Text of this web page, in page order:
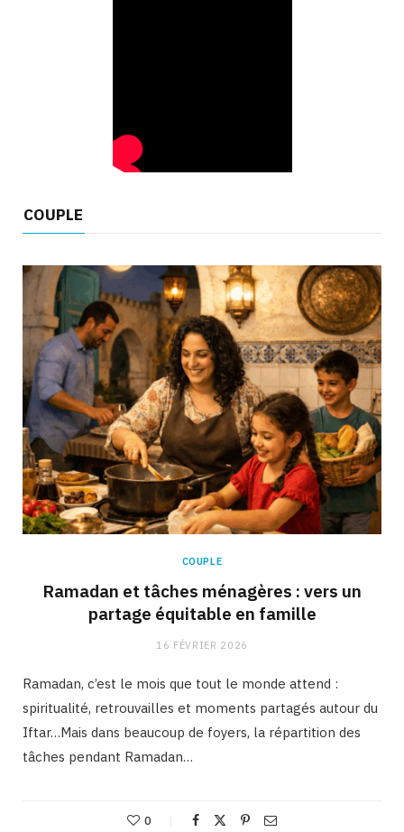
COUPLE
COUPLE
Ramadan et tâches ménagères : vers un
partage équitable en famille
16 FÉVRIER 2026
Ramadan, c’est le mois que tout le monde attend :
spiritualité, retrouvailles et moments partagés autour du
Iftar…Mais dans beaucoup de foyers, la répartition des
tâches pendant Ramadan…
0